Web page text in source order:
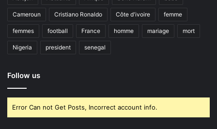
Cameroun Cristiano Ronaldo Côte d'ivoire femme
femmes football France homme mariage mort
Nigeria president senegal
Follow us
Error Can not Get Posts, Incorrect account info.